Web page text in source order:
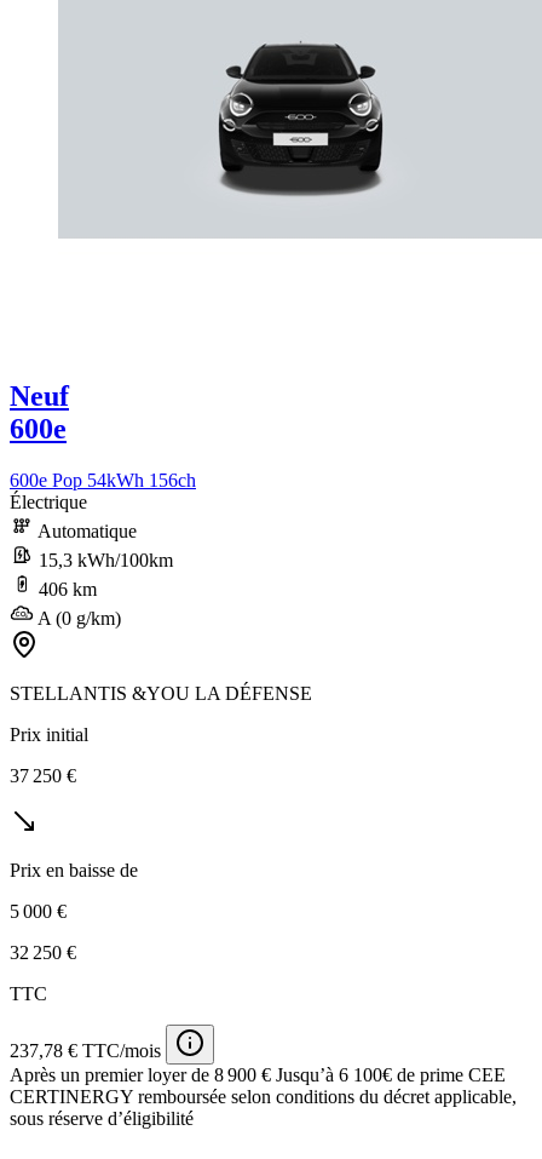
Neuf
600e
600e Pop 54kWh 156ch
Électrique
Automatique
15,3 kWh/100km
406 km
A (0 g/km)
STELLANTIS &YOU LA DÉFENSE
Prix initial
37 250 €
Prix en baisse de
5 000 €
32 250 €
TTC
237,78 € TTC/mois
Après un premier loyer de 8 900 € Jusqu’à 6 100€ de prime CEE
CERTINERGY remboursée selon conditions du décret applicable,
sous réserve d’éligibilité